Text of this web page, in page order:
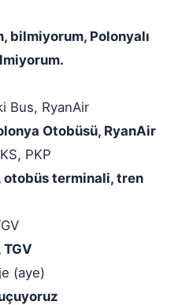
bilmiyorum, Polonyalı
Bus, RyanAir
Otobüsü, RyanAir
PKP
otobüs terminali, tren
(aye)